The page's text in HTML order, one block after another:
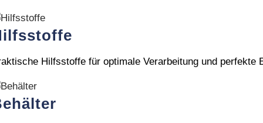
Hilfsstoffe für optimale Verarbeitung und perfekte